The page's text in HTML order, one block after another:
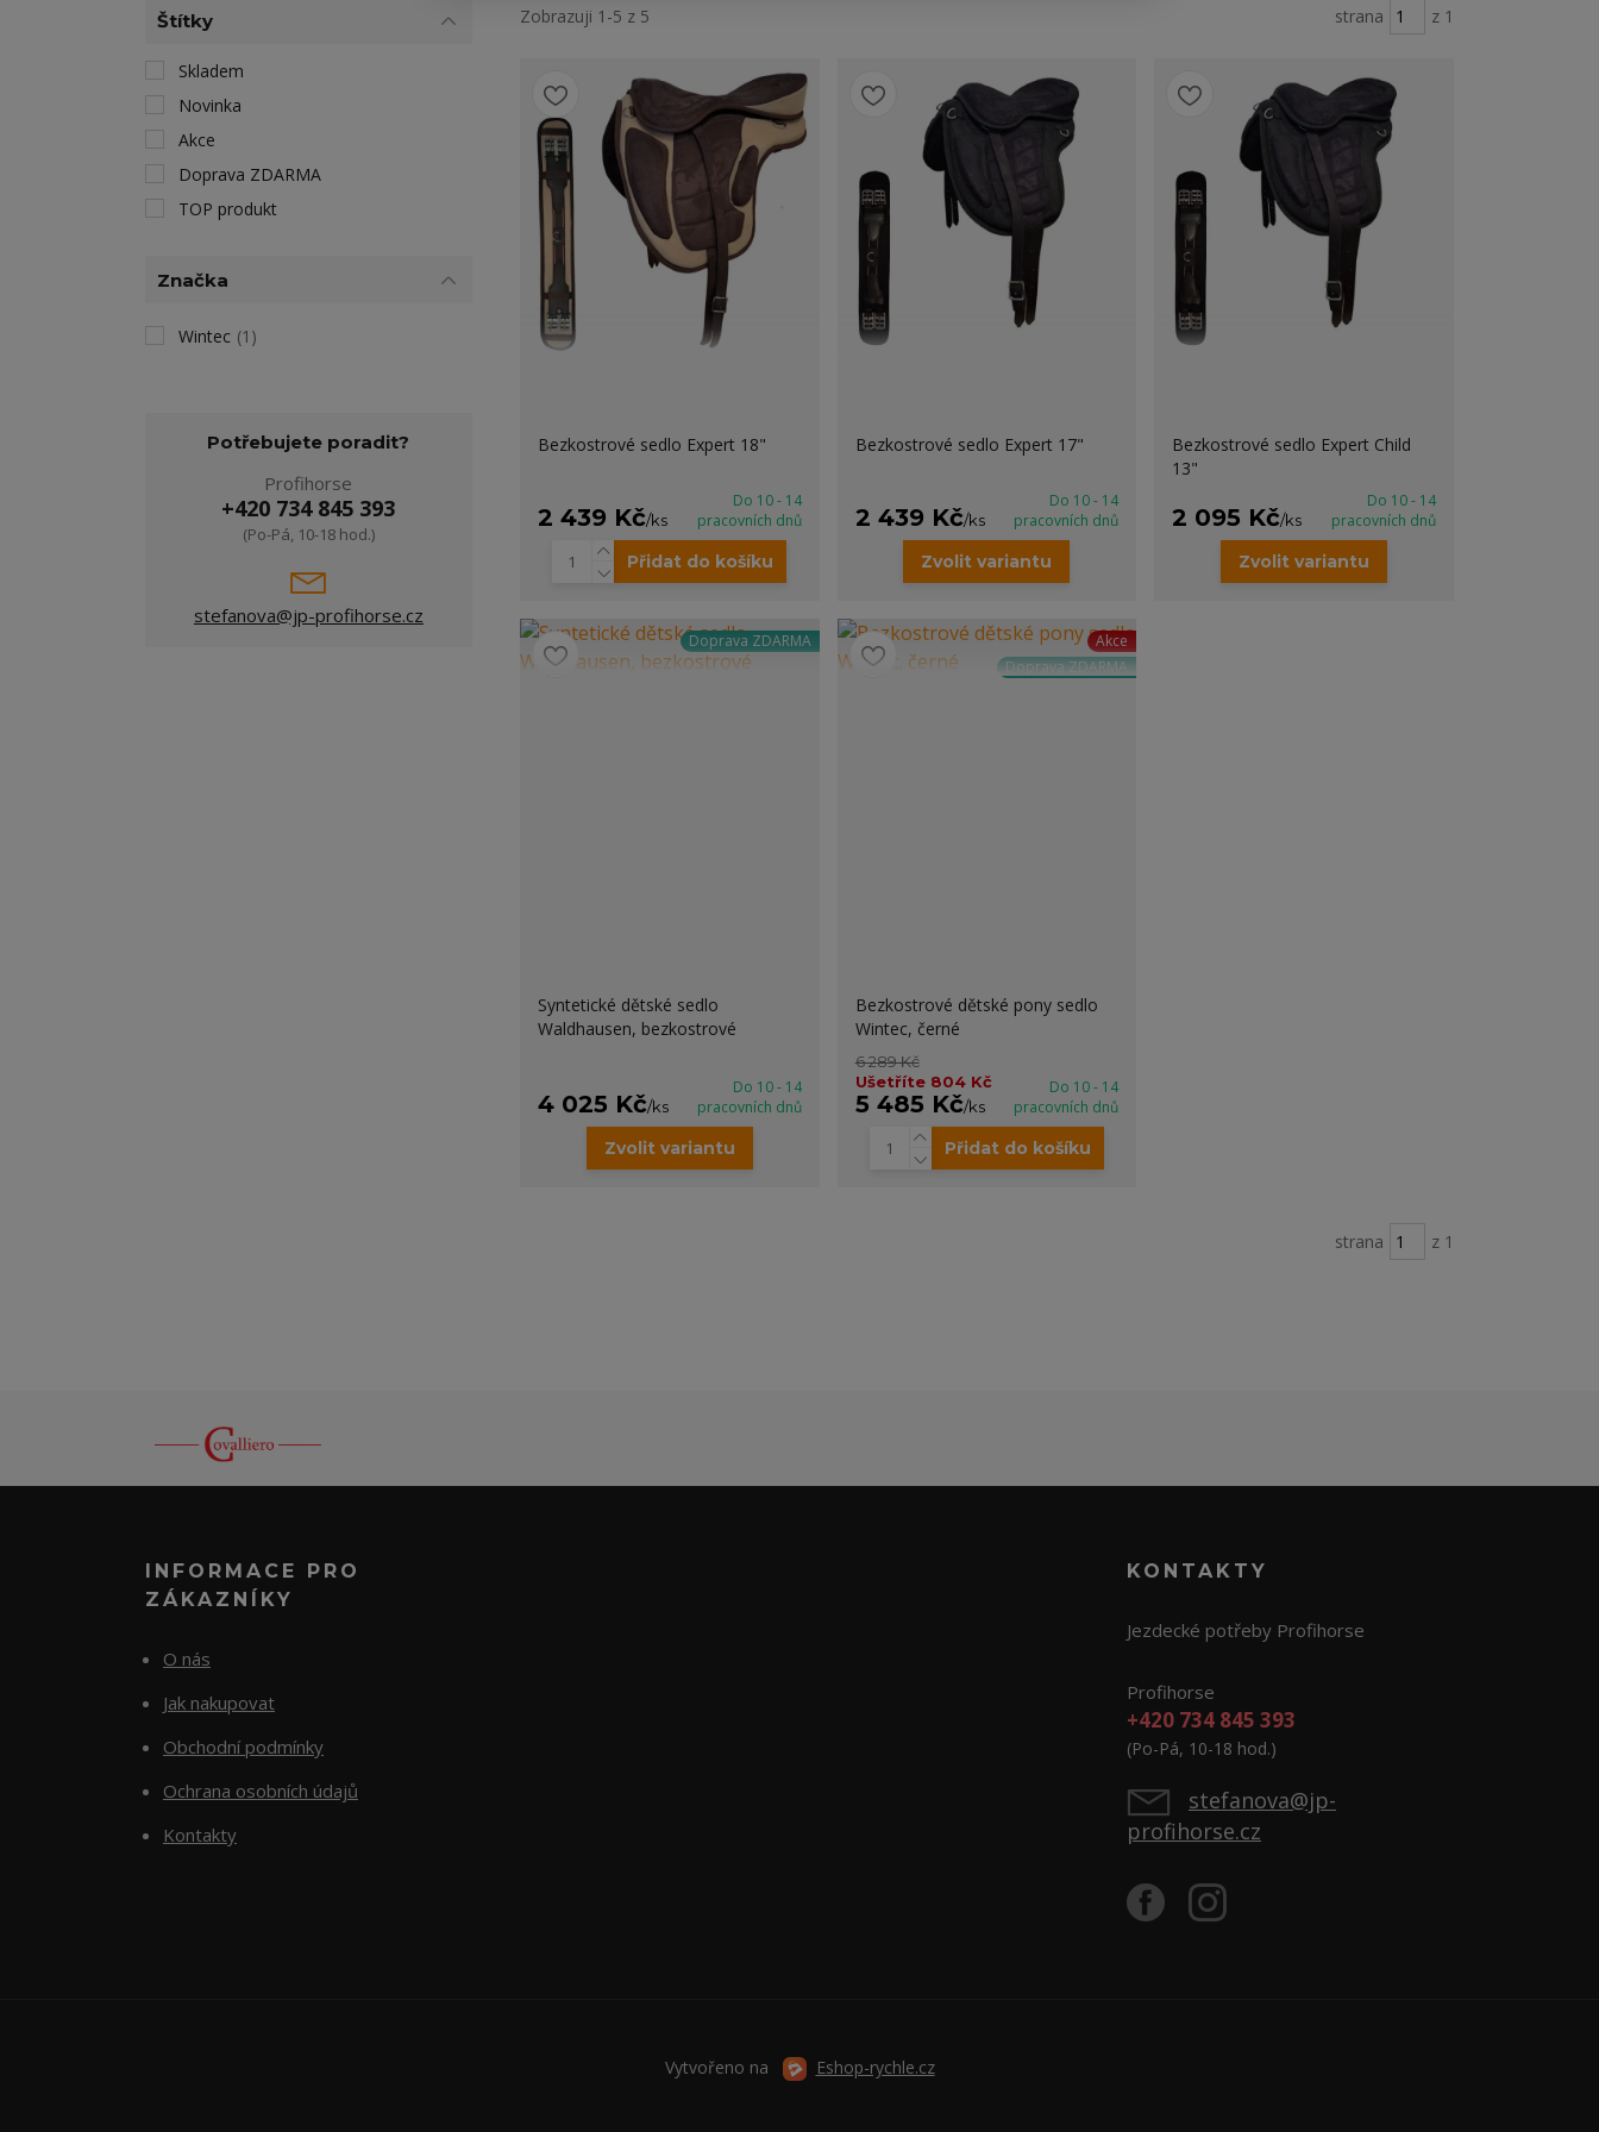
Zobrazuji 1-5 z 5 strana z 1
Bezkostrové sedlo Expert 18"
2 439 Kč/ks
Do 10 - 14
pracovních dnů
Přidat do košíku
Bezkostrové sedlo Expert 17"
2 439 Kč/ks
Do 10 - 14
pracovních dnů
Zvolit variantu
Bezkostrové sedlo Expert Child
13"
2 095 Kč/ks
Do 10 - 14
pracovních dnů
Zvolit variantu
Doprava ZDARMA
Syntetické dětské sedlo
Waldhausen, bezkostrové
4 025 Kč/ks
Do 10 - 14
pracovních dnů
Zvolit variantu
Akce
Doprava ZDARMA
Bezkostrové dětské pony sedlo
Wintec, černé
6 289 Kč
Ušetříte 804 Kč
5 485 Kč/ks
Do 10 - 14
pracovních dnů
Přidat do košíku
strana z 1
Štítky
Skladem
Novinka
Akce
Doprava ZDARMA
TOP produkt
Značka
Wintec (1)
Potřebujete poradit?
Profihorse
+420 734 845 393
(Po-Pá, 10-18 hod.)
stefanova@jp-profihorse.cz
INFORMACE PRO
ZÁKAZNÍKY
O nás
Jak nakupovat
Obchodní podmínky
Ochrana osobních údajů
Kontakty
KONTAKTY
Jezdecké potřeby Profihorse
Profihorse
+420 734 845 393
(Po-Pá, 10-18 hod.)
stefanova@jp-
profihorse.cz
Vytvořeno na Eshop-rychle.cz